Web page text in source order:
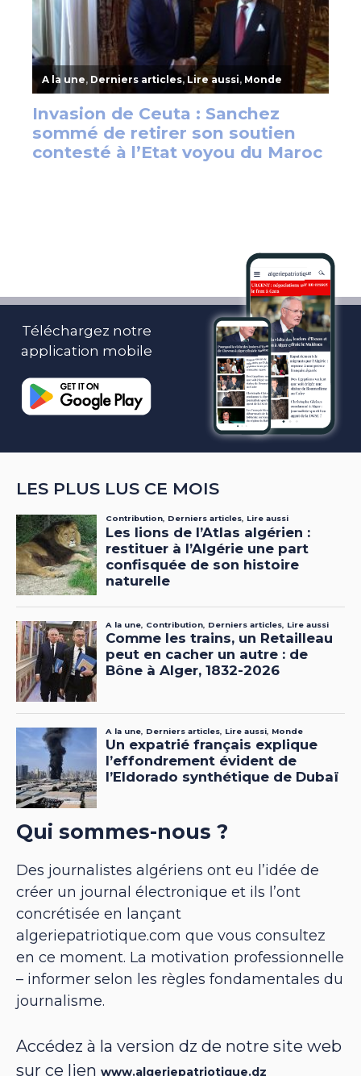
Téléchargez notre
application mobile
LES PLUS LUS CE MOIS
Qui sommes-nous ?
Des journalistes algériens ont eu l’idée de
créer un journal électronique et ils l’ont
concrétisée en lançant
algeriepatriotique.com que vous consultez
en ce moment. La motivation professionnelle
– informer selon les règles fondamentales du
journalisme.
Accédez à la version dz de notre site web
sur ce lien www.algeriepatriotique.dz